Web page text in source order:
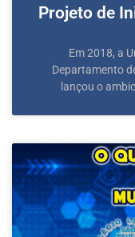
Projeto de
Em 2018, a
Departamento
lançou o